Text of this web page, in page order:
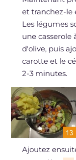
et tranchez-le
Les légumes
une casserole
d'olive, puis
carotte et le
2-3 minutes.
Ajoutez